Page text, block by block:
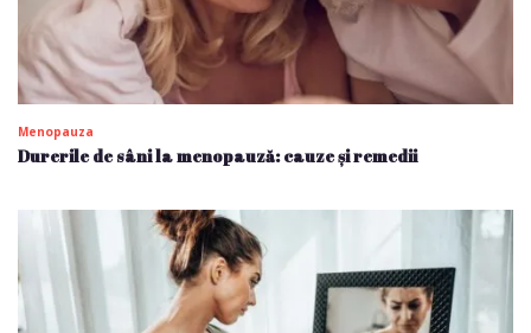
Menopauza
Durerile de sâni la menopauză: cauze și remedii